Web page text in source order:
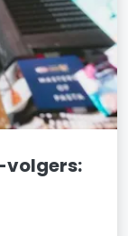
volgers: